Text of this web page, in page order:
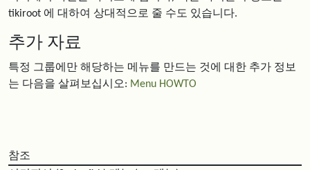
tikiroot 에 대하여 상대적으로 줄 수도 있습니다.
추가 자료
특정 그룹에만 해당하는 메뉴를 만드는 것에 대한 추가 정보
는 다음을 살펴보십시오: Menu HOWTO
참조